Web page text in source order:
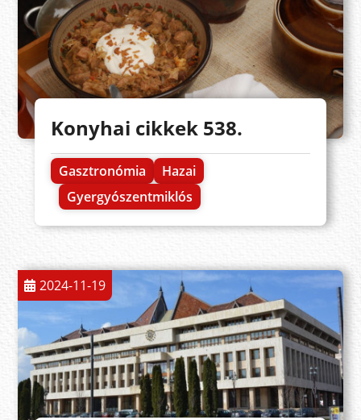
Konyhai cikkek 538.
Gasztronómia
Hazai
Gyergyószentmiklós
2024-11-19